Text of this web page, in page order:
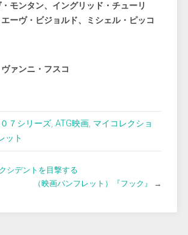
・モンタン、イングリッド・チューリ
ーヴ・ビジョルド、ミシェル・ピッコ
ヴァンニ・フスコ
７シリーズ, ATG映画, マイコレクショ
ット
シデントを目撃する
（映画パンフレット）『フック』
→